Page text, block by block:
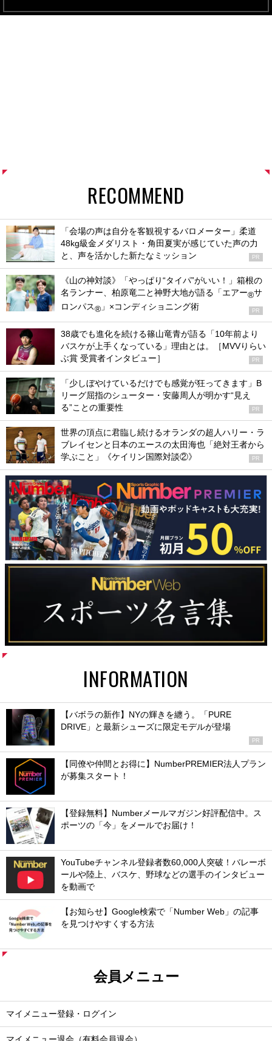
RECOMMEND
「会場の声は自分を客観視するバロメーター」柔道
48kg級金メダリスト・角田夏実が感じていた声の力
と、声を活かした新たなミッション
PR
《山の神対談》「やっぱり“タイパ”がいい！」箱根の
名ランナー、柏原竜二と神野大地が語る「エアー®サ
ロンパス® 」×コンディショニング術 PR
38歳でも進化を続ける篠山竜青が語る「10年前より
バスケが上手くなっている」理由とは。［MVVりらい
ぶ賞 受賞者インタビュー］
PR
「少しぼやけているだけでも感覚が狂ってきます」B
リーグ屈指のシューター・安藤周人が明かす“見え
る”ことの重要性
PR
世界の頂点に君臨し続けるオランダの超人ハリー・ラ
ブレイセンと日本のエースの太田海也「絶対王者から
学ぶこと」《ケイリン国際対談②》
PR
INFORMATION
【バボラの新作】NYの輝きを纏う。「PURE
DRIVE」と最新シューズに限定モデルが登場
PR
【同僚や仲間とお得に】NumberPREMIER法人プラン
が募集スタート！
【登録無料】Numberメールマガジン好評配信中。ス
ポーツの「今」をメールでお届け！
YouTubeチャンネル登録者数60,000人突破！バレーボ
ールや陸上、バスケ、野球などの選手のインタビュー
を動画で
【お知らせ】Google検索で「Number Web」の記事
を見つけやすくする方法
会員メニュー
マイメニュー登録・ログイン